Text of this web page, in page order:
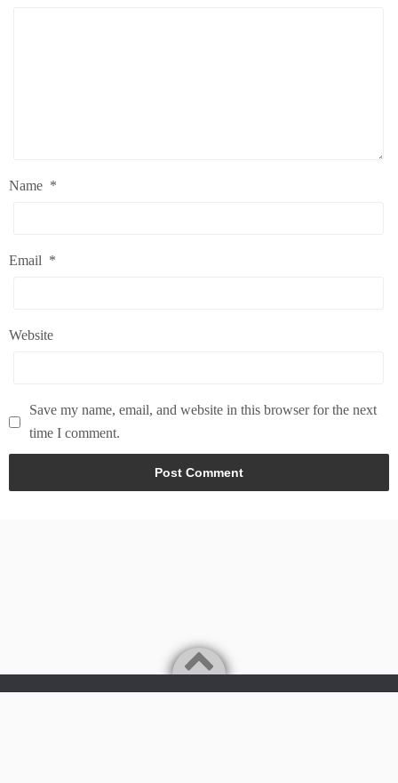
Name *
Email *
Website
Save my name, email, and website in this browser for the next
time I comment.